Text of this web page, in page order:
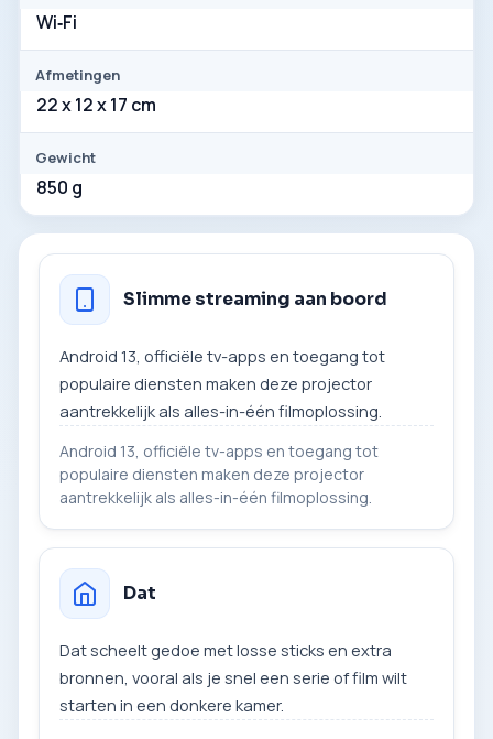
Wi‑Fi
Afmetingen
22 x 12 x 17 cm
Gewicht
850 g
Slimme streaming aan boord
Android 13, officiële tv-apps en toegang tot
populaire diensten maken deze projector
aantrekkelijk als alles-in-één filmoplossing.
Android 13, officiële tv-apps en toegang tot
populaire diensten maken deze projector
aantrekkelijk als alles-in-één filmoplossing.
Dat
Dat scheelt gedoe met losse sticks en extra
bronnen, vooral als je snel een serie of film wilt
starten in een donkere kamer.